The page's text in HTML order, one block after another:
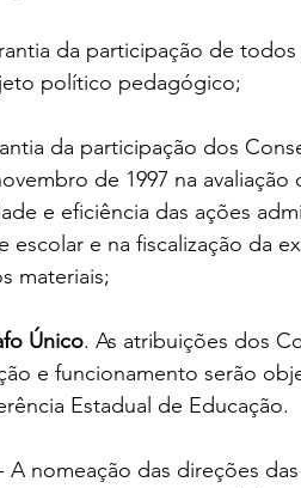
da participação de
político pedagógico;
da participação dos
de 1997 na
e eficiência das ações
escolar e na fiscalização da
materiais;
Único. As atribuições dos
e funcionamento serão
Estadual de Educação.
A nomeação das direções